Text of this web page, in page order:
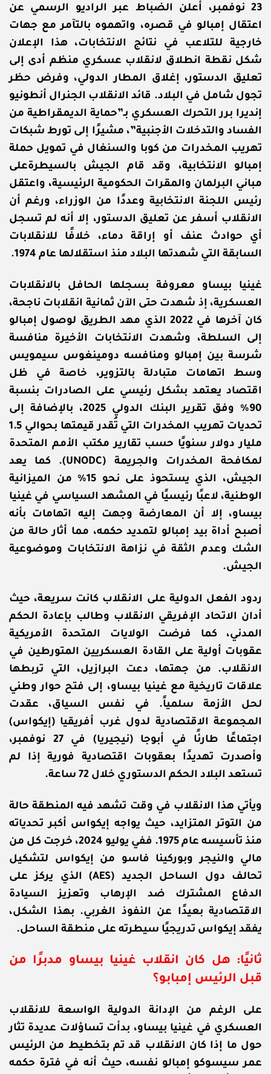
23 نوفمبر، أعلن الضباط عبر الراديو الرسمي عن
اعتقال إمبالو في قصره، واتهموه بالتآمر مع جهات
خارجية للتلاعب في نتائج الانتخابات، هذا الإعلان
شكل نقطة انطلاق لانقلاب عسكري منظم أدى إلى
تعليق الدستور، إغلاق المطار الدولي، وفرض حظر
تجول شامل في البلاد. قائد الانقلاب الجنرال أنطونيو
إنديرا برر التحرك العسكري بـ”حماية الديمقراطية من
الفساد والتدخلات الأجنبية”، مشيرًا إلى تورط شبكات
تهريب المخدرات من كوبا والسنغال في تمويل حملة
إمبالو الانتخابية، وقد قام الجيش بالسيطرةعلى
مباني البرلمان والمقرات الحكومية الرئيسية، واعتقل
رئيس اللجنة الانتخابية وعددًا من الوزراء، ورغم أن
الانقلاب أسفر عن تعليق الدستور، إلا أنه لم تسجل
أي حوادث عنف أو إراقة دماء، خلافًا للانقلابات
السابقة التي شهدتها البلاد منذ استقلالها عام 1974.
غينيا بيساو معروفة بسجلها الحافل بالانقلابات
العسكرية، إذ شهدت حتى الآن ثمانية انقلابات ناجحة،
كان آخرها في 2022 الذي مهد الطريق لوصول إمبالو
إلى السلطة، وشهدت الانتخابات الأخيرة منافسة
شرسة بين إمبالو ومنافسه دومينغوس سيمويس
وسط اتهامات متبادلة بالتزوير، خاصة في ظل
اقتصاد يعتمد بشكل رئيسي على الصادرات بنسبة
90% وفق تقرير البنك الدولي 2025، بالإضافة إلى
تحديات تهريب المخدرات التي تُقدر قيمتها بحوالي 1.5
مليار دولار سنويًا حسب تقارير مكتب الأمم المتحدة
لمكافحة المخدرات والجريمة (UNODC). كما يعد
الجيش، الذي يستحوذ على نحو 15% من الميزانية
الوطنية، لاعبًا رئيسيًا في المشهد السياسي في غينيا
بيساو، إلا أن المعارضة وجهت إليه اتهامات بأنه
أصبح أداة بيد إمبالو لتمديد حكمه، مما أثار حالة من
الشك وعدم الثقة في نزاهة الانتخابات وموضوعية
الجيش.
ردود الفعل الدولية على الانقلاب كانت سريعة، حيث
أدان الاتحاد الإفريقي الانقلاب وطالب بإعادة الحكم
المدني، كما فرضت الولايات المتحدة الأمريكية
عقوبات أولية على القادة العسكريين المتورطين في
الانقلاب. من جهتها، دعت البرازيل، التي تربطها
علاقات تاريخية مع غينيا بيساو، إلى فتح حوار وطني
لحل الأزمة سلمياً. في نفس السياق، عقدت
المجموعة الاقتصادية لدول غرب أفريقيا (إيكواس)
اجتماعًا طارئًا في أبوجا (نيجيريا) في 27 نوفمبر،
وأصدرت تهديدًا بعقوبات اقتصادية فورية إذا لم
تستعد البلاد الحكم الدستوري خلال 72 ساعة.
ويأتي هذا الانقلاب في وقت تشهد فيه المنطقة حالة
من التوتر المتزايد، حيث يواجه إيكواس أكبر تحدياته
منذ تأسيسه عام 1975. ففي يوليو 2024، خرجت كل من
مالي والنيجر وبوركينا فاسو من إيكواس لتشكيل
تحالف دول الساحل الجديد (AES) الذي يركز على
الدفاع المشترك ضد الإرهاب وتعزيز السيادة
الاقتصادية بعيدًا عن النفوذ الغربي. بهذا الشكل،
يفقد إيكواس تدريجيًا سيطرته على منطقة الساحل.
ثانيًا: هل كان انقلاب غينيا بيساو مدبرًا من
قبل الرئيس إمبابو؟
على الرغم من الإدانة الدولية الواسعة للانقلاب
العسكري في غينيا بيساو، بدأت تساؤلات عديدة تثار
حول ما إذا كان الانقلاب قد تم بتخطيط من الرئيس
عمر سيسوكو إمبالو نفسه، حيث أنه في فترة حكمه